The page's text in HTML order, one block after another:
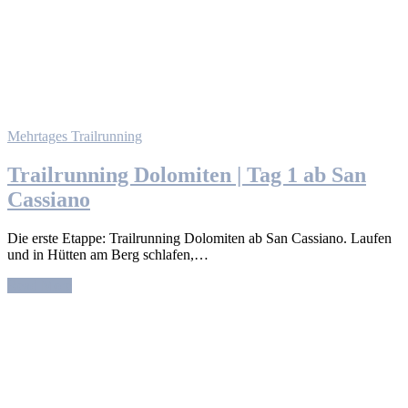
Mehrtages Trailrunning
Trailrunning Dolomiten | Tag 1 ab San
Cassiano
Die erste Etappe: Trailrunning Dolomiten ab San Cassiano. Laufen
und in Hütten am Berg schlafen,…